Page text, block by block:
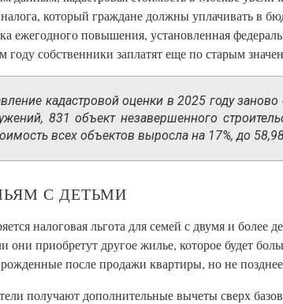
который граждане должны уплачивать в
ежегодного повышения, установленная
году собственники заплатят еще по старым
кадастровой оценки в 2025 году
831 объект незавершенного
всех объектов выросла на 17%, до
С ДЕТЬМИ
налоговая льгота для семей с двумя и
они приобретут другое жилье, которое будет
после продажи квартиры, но не
получают дополнительные вычеты сверх